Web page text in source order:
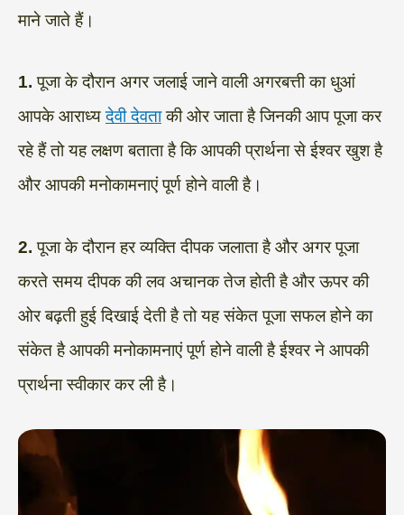
माने जाते हैं।
1. पूजा के दौरान अगर जलाई जाने वाली अगरबत्ती का धुआं
आपके आराध्यदेवी देवताकी ओर जाता है जिनकी आप पूजा कर
रहे हैं तो यह लक्षण बताता है कि आपकी प्रार्थना से ईश्वर खुश है
और आपकी मनोकामनाएं पूर्ण होने वाली है।
2. पूजा के दौरान हर व्यक्ति दीपक जलाता है और अगर पूजा
करते समय दीपक की लव अचानक तेज होती है और ऊपर की
ओर बढ़ती हुई दिखाई देती है तो यह संकेत पूजा सफल होने का
संकेत है आपकी मनोकामनाएं पूर्ण होने वाली है ईश्वर ने आपकी
प्रार्थना स्वीकार कर ली है।